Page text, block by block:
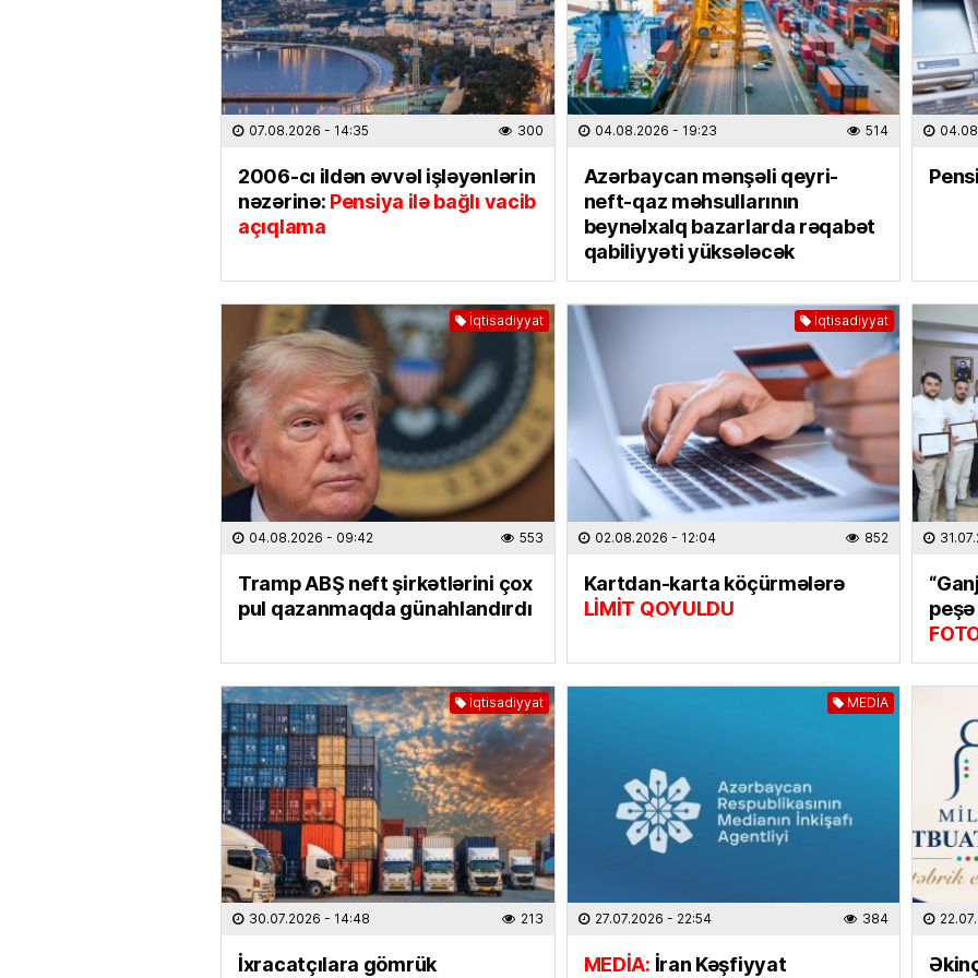
SƏHIYYƏ
Hər
“
ÖLKƏ
Bu
Ceki
TÜRK
07.08.2026 - 14:35 300
2006-cı ildən əvvəl işləyənlərin
nəzərinə:Pensiya ilə bağlı vacib
açıqlama
04.08.2026 - 19:23 514
Azərbaycan mənşəli qeyri-
neft-qaz məhsullarının
beynəlxalq bazarlarda rəqabət
qabiliyyəti yüksələcək
İqtisadiyyat
04.08.2026 - 09:42 553
Tramp ABŞ neft şirkətlərini çox
pul qazanmaqda günahlandırdı
İqtisadiyyat
02.08.2026 - 12:04 852
Kartdan-karta köçürmələrə
LİMİT QOYULDU
İqtisadiyyat
30.07.2026 - 14:48 213
İxracatçılara gömrük
MEDİA
27.07.2026 - 22:54 384
MEDİA: İran Kəşfiyyat